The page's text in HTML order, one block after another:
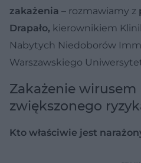
zakażenia – rozmawiamy z
Drapało, kierownikiem
Nabytych Niedoborów
Warszawskiego
Zakażenie wirusem
zwiększonego
Kto właściwie jest